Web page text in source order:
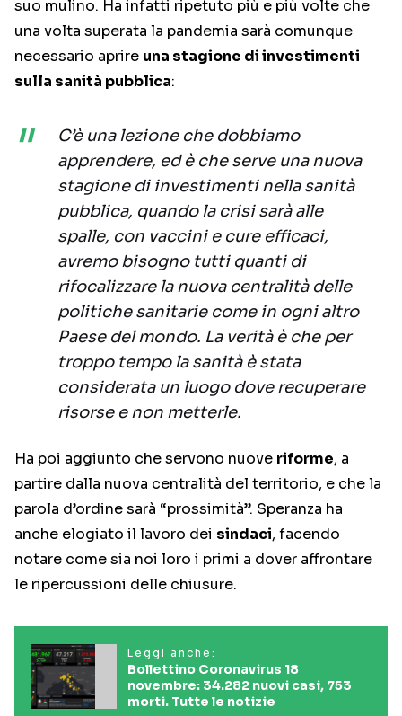
suo mulino. Ha infatti ripetuto più e più volte che
una volta superata la pandemia sarà comunque
necessario aprire una stagione di investimenti
sulla sanità pubblica:
C’è una lezione che dobbiamo
apprendere, ed è che serve una nuova
stagione di investimenti nella sanità
pubblica, quando la crisi sarà alle
spalle, con vaccini e cure efficaci,
avremo bisogno tutti quanti di
rifocalizzare la nuova centralità delle
politiche sanitarie come in ogni altro
Paese del mondo. La verità è che per
troppo tempo la sanità è stata
considerata un luogo dove recuperare
risorse e non metterle.
Ha poi aggiunto che servono nuove riforme, a
partire dalla nuova centralità del territorio, e che la
parola d’ordine sarà “prossimità”. Speranza ha
anche elogiato il lavoro dei sindaci, facendo
notare come sia noi loro i primi a dover affrontare
le ripercussioni delle chiusure.
Leggi anche:
Bollettino Coronavirus 18
novembre: 34.282 nuovi casi, 753
morti. Tutte le notizie